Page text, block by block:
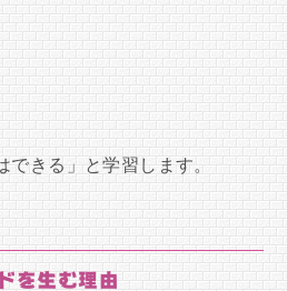
できる」と学習します。
を生む理由